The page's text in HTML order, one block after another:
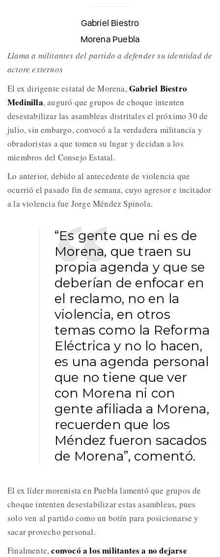
Gabriel Biestro
Morena Puebla
Llama a militantes del partido a defender su identidad de
actore externos
El ex dirigente estatal de Morena,Gabriel Biestro
Medinilla, auguró que grupos de choque intenten
desestabilizar las asambleas distritales el próximo 30 de
julio, sin embargo, convocó a la verdadera militancia y
obradoristas a que tomen su lugar y decidan a los
miembros del Consejo Estatal.
Lo anterior, debido al antecedente de violencia que
ocurrió el pasado fin de semana, cuyo agresor e incitador
a la violencia fue Jorge Méndez Spinola.
“Es gente que ni es de
Morena, que traen su
propia agenda y que se
deberían de enfocar en
el reclamo, no en la
violencia, en otros
temas como la Reforma
Eléctrica y no lo hacen,
es una agenda personal
que no tiene que ver
con Morena ni con
gente afiliada a Morena,
recuerden que los
Méndez fueron sacados
de Morena”, comentó.
El ex líder morenista en Puebla lamentó que grupos de
choque intenten desestabilizar estas asambleas, pues
solo ven al partido como un botín para posicionarse y
sacar provecho personal.
Finalmente,convocó a los militantes a no dejarse